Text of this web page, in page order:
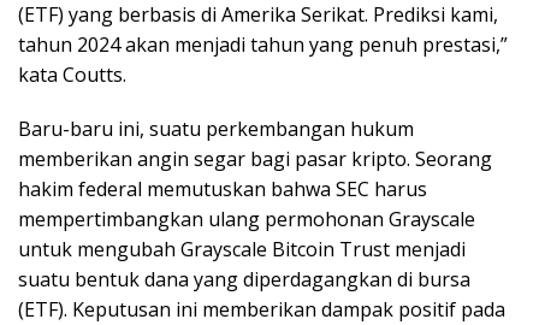
(ETF) yang berbasis di Amerika Serikat. Prediksi kami,
tahun 2024 akan menjadi tahun yang penuh prestasi,”
kata Coutts.
Baru-baru ini, suatu perkembangan hukum
memberikan angin segar bagi pasar kripto. Seorang
hakim federal memutuskan bahwa SEC harus
mempertimbangkan ulang permohonan Grayscale
untuk mengubah Grayscale Bitcoin Trust menjadi
suatu bentuk dana yang diperdagangkan di bursa
(ETF). Keputusan ini memberikan dampak positif pada